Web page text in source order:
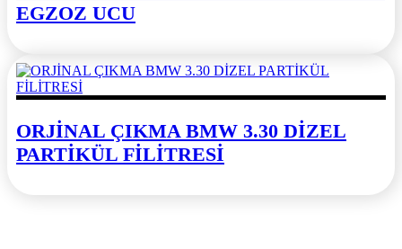
EGZOZ UCU
ORJİNAL ÇIKMA BMW 3.30 DİZEL
PARTİKÜL FİLİTRESİ